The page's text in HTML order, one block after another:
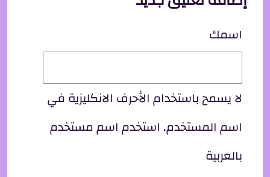
اسمك
لا يسمح باستخدام الأحرف الانكليزية في
اسم المستخدم. استخدم اسم مستخدم
بالعربية